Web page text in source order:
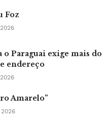
Foz
o Paraguai exige mais do
endereço
Amarelo”